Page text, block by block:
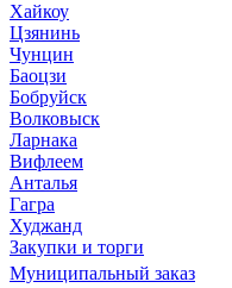
Хайкоу
Цзянинь
Чунцин
Баоцзи
Бобруйск
Волковыск
Ларнака
Вифлеем
Анталья
Гагра
Худжанд
Закупки и торги
Муниципальный заказ